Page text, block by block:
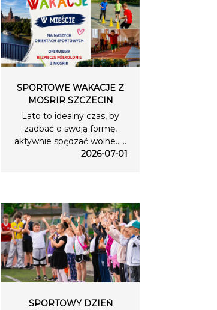
SPORTOWE WAKACJE Z
MOSRIR SZCZECIN
Lato to idealny czas, by
zadbać o swoją formę,
aktywnie spędzać wolne…...
2026-07-01
SPORTOWY DZIEŃ